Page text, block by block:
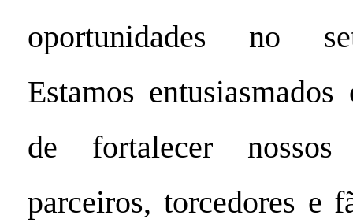
oportunidades no
Estamos
de fortalecer
parceiros, torcedores e